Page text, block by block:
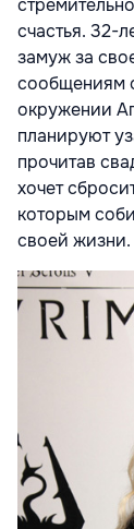
счастья. 32-
замуж за
сообщениям
окружении
планируют
прочитав
хочет
которым
своей жизни.